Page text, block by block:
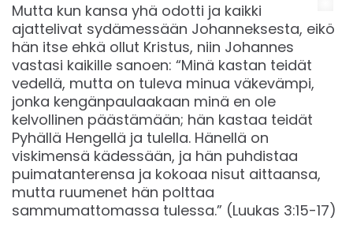
Mutta kun kansa yhä odotti ja kaikki
ajattelivat sydämessään Johanneksesta, eikö
hän itse ehkä ollut Kristus, niin Johannes
vastasi kaikille sanoen: “Minä kastan teidät
vedellä, mutta on tuleva minua väkevämpi,
jonka kengänpaulaakaan minä en ole
kelvollinen päästämään; hän kastaa teidät
Pyhällä Hengellä ja tulella. Hänellä on
viskimensä kädessään, ja hän puhdistaa
puimatanterensa ja kokoaa nisut aittaansa,
mutta ruumenet hän polttaa
sammumattomassa tulessa.” (Luukas 3:15-17)